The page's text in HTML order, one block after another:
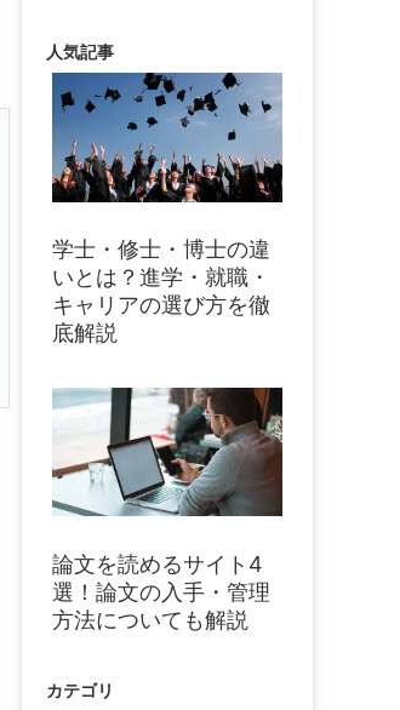
人気記事
学士・修士・博士の違
いとは？進学・就職・
キャリアの選び方を徹
底解説
論文を読めるサイト4
選！論文の入手・管理
方法についても解説
カテゴリ